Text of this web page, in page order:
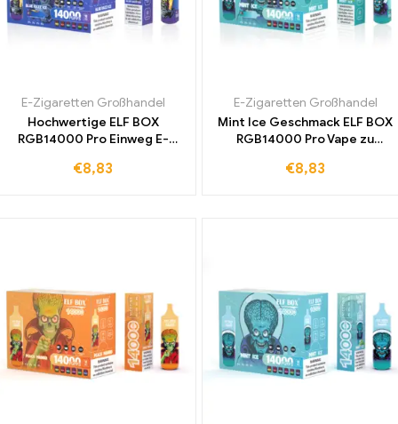
E-Zigaretten Großhandel
Hochwertige ELF BOX
RGB14000 Pro Einweg E-
internationalen Markt
€8,83
E-Zigaretten Großhandel
Mint Ice Geschmack ELF BOX
RGB14000 Pro Vape zu
für Ihr Geschäft kaufen
€8,83